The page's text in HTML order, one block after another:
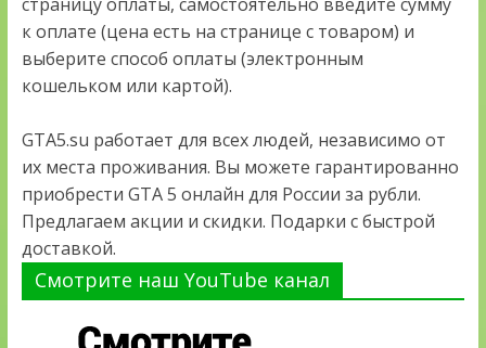
к оплате (цена есть на странице с товаром) и
выберите способ оплаты (электронным
кошельком или картой).
GTA5.su работает для всех людей, независимо от
их места проживания. Вы можете гарантированно
приобрести GTA 5 онлайн для России за рубли.
Предлагаем акции и скидки. Подарки с быстрой
доставкой.
Смотрите наш YouTube канал